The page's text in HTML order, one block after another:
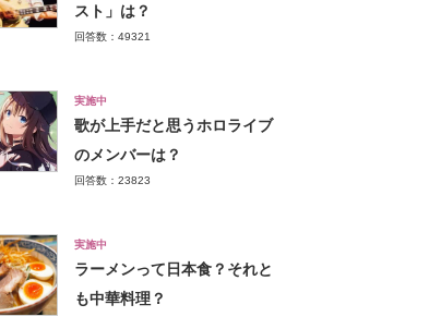
スト」は？
回答数：49321
実施中
歌が上手だと思うホロライブ
のメンバーは？
回答数：23823
実施中
ラーメンって日本食？それと
も中華料理？